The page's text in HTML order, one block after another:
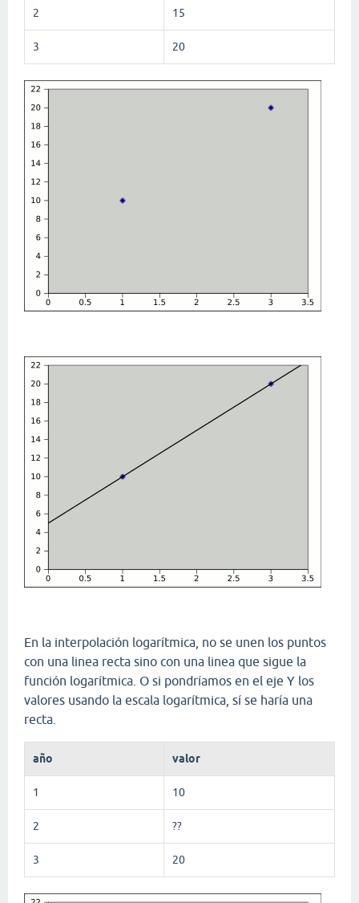
2 15
3 20
En la interpolación logarítmica, no se unen los puntos
con una linea recta sino con una linea que sigue la
función logarítmica. O si pondríamos en el eje Y los
valores usando la escala logarítmica, sí se haría una
recta.
año valor
1 10
2 ??
3 20